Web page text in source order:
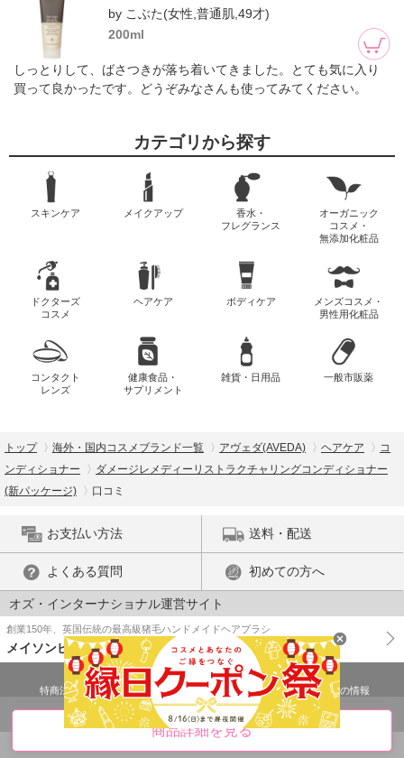
by こぶた(女性,普通肌,49才)
200ml
しっとりして、ばさつきが落ち着いてきました。とても気に入り
買って良かったです。どうぞみなさんも使ってみてください。
商品詳細を見る
カテゴリから探す
スキンケア メイクアップ
香水・
フレグランス
オーガニック
コスメ・
無添加化粧品
ドクターズ
コスメ
ヘアケア ボディケア
メンズコスメ・
男性用化粧品
コンタクト
レンズ
健康食品・
サプリメント
雑貨・日用品 一般市販薬
トップ 海外・国内コスメブランド一覧 アヴェダ(AVEDA) ヘアケア
コ
ンディショナー
ダメージレメディーリストラクチャリングコンディショナー
(新パッケージ)
口コミ
お支払い方法 送料・配送
よくある質問 初めての方へ
オズ・インターナショナル運営サイト
創業150年、英国伝統の最高級猪毛ハンドメイドヘアブラシ
メイソンピアソン
特商法に基づく表示 プライバシーポリシー
医薬品販売許可証の情報
ご利用規約
PC版で表示